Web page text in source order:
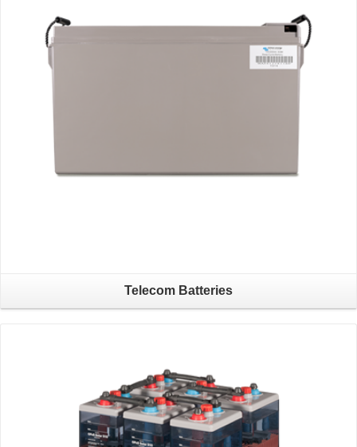
Telecom Batteries